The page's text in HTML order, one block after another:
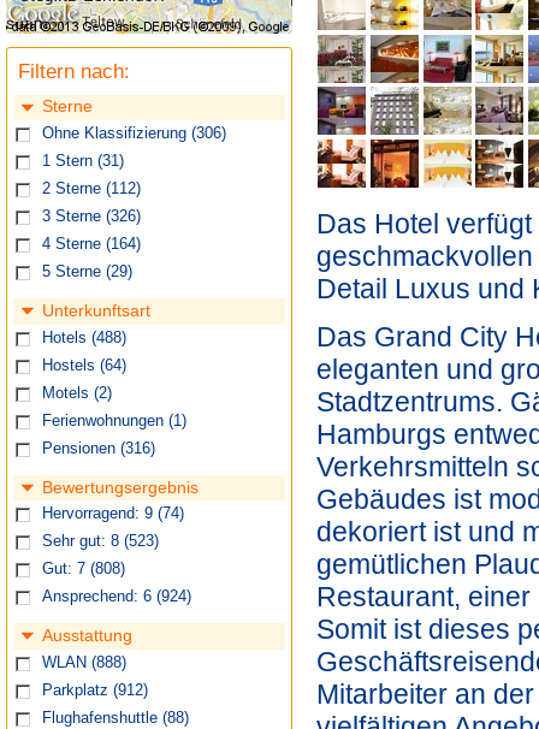
Filtern nach:
Sterne
Ohne Klassifizierung (306)
1 Stern (31)
2 Sterne (112)
3 Sterne (326)
4 Sterne (164)
5 Sterne (29)
Unterkunftsart
Hotels (488)
Hostels (64)
Motels (2)
Ferienwohnungen (1)
Pensionen (316)
Bewertungsergebnis
Hervorragend: 9 (74)
Sehr gut: 8 (523)
Gut: 7 (808)
Ansprechend: 6 (924)
Ausstattung
WLAN (888)
Parkplatz (912)
Flughafenshuttle (88)
Das Hotel
Detail Luxus und
Das Grand City
eleganten und
Stadtzentrums.
Hamburgs
Verkehrsmitteln
Gebäudes ist
dekoriert ist und
gemütlichen
Restaurant,
Somit ist dieses
Mitarbeiter an